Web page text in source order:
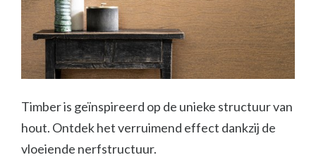
Timber is geïnspireerd op de unieke structuur van
hout. Ontdek het verruimend effect dankzij de
vloeiende nerfstructuur.